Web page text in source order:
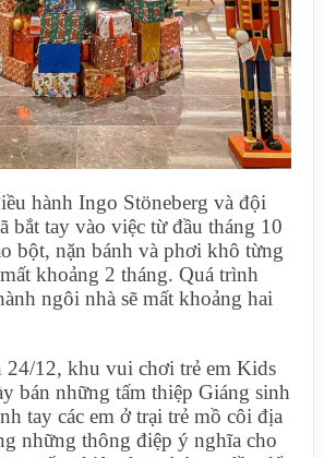
hành Ingo Stöneberg và đội
bắt tay vào việc từ đầu tháng 10
bột, nặn bánh và phơi khô từng
khoảng 2 tháng. Quá trình
ngôi nhà sẽ mất khoảng hai
24/12, khu vui chơi trẻ em Kids
bán những tấm thiệp Giáng sinh
tay các em ở trại trẻ mồ côi địa
những thông điệp ý nghĩa cho